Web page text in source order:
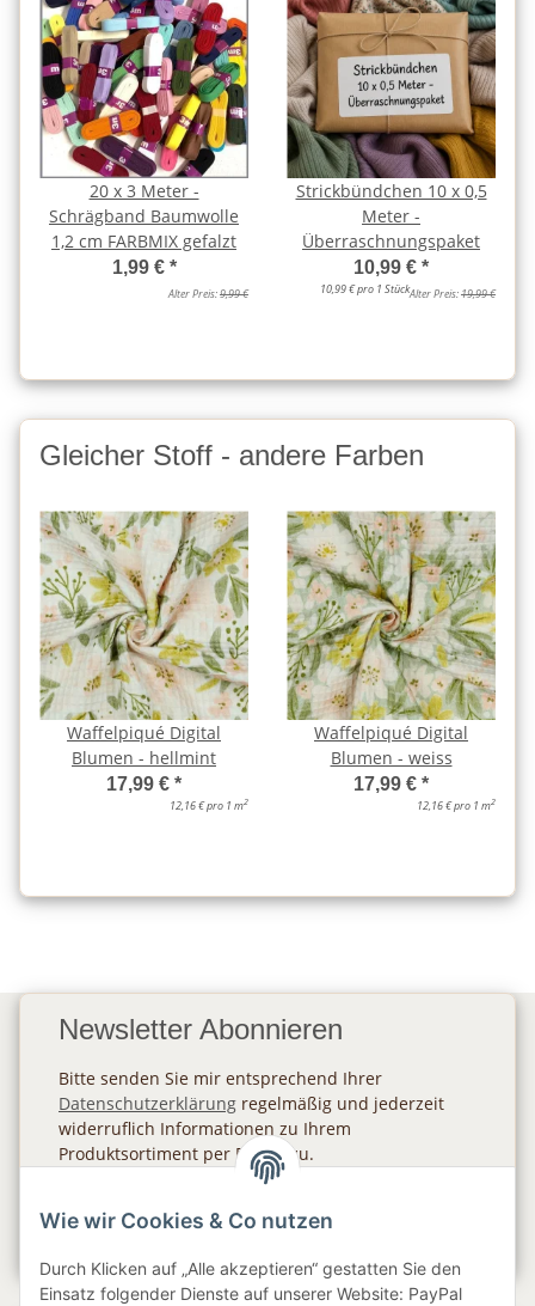
20 x 3 Meter -
Schrägband Baumwolle
1,2 cm FARBMIX gefalzt
1,99 € *
Alter Preis:9,99 €
Strickbündchen 10 x 0,5
Meter -
Überraschnungspaket
10,99 € *
10,99 € pro 1 StückAlter Preis:19,99 €
Gleicher Stoff - andere Farben
Waffelpiqué Digital
Blumen - hellmint
17,99 € *
12,16 € pro 1 m2
Waffelpiqué Digital
Blumen - weiss
17,99 € *
12,16 € pro 1 m2
Newsletter Abonnieren
Bitte senden Sie mir entsprechend Ihrer
Datenschutzerklärung regelmäßig und jederzeit
widerruflich Informationen zu Ihrem
Produktsortiment per E-Mail zu.
Wie wir Cookies & Co nutzen
Durch Klicken auf „Alle akzeptieren“ gestatten Sie den
Einsatz folgender Dienste auf unserer Website: PayPal